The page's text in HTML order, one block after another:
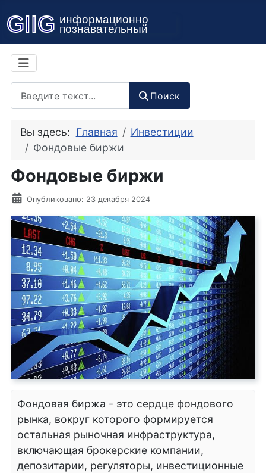
Вы здесь: Главная
Инвестиции
Фондовые биржи
Фондовые биржи
Информация о материале
Опубликовано: 23 декабря 2024
Фондовая биржа - это сердце фондового
рынка, вокруг которого формируется
остальная рыночная инфраструктура,
включающая брокерские компании,
депозитарии, регуляторы, инвестиционные
Поиск